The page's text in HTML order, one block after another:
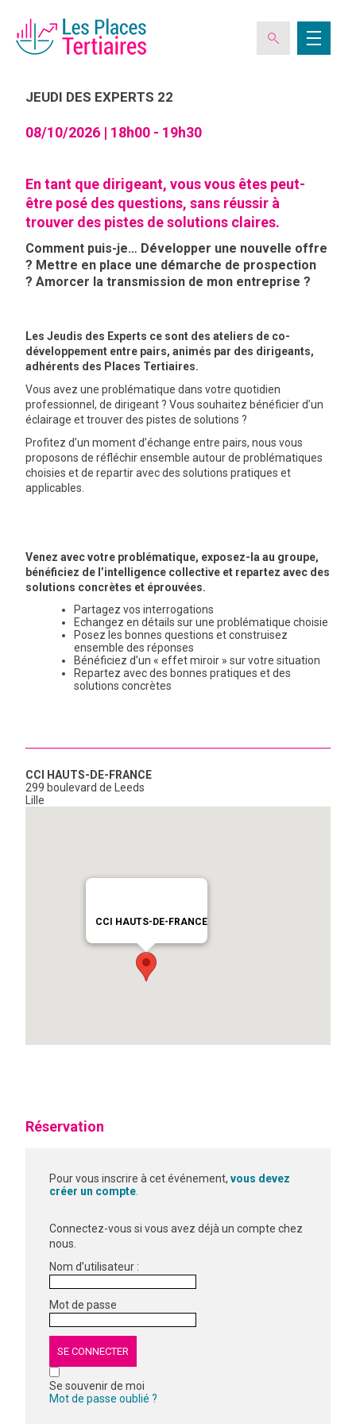
L’ASSOCIATION
VERIQUALIS
EVÉNEMENTS
GRAVITY
PUBLICATIONS
NOUS REJOINDRE
08
OCT
JEUDI DES EXPERTS 22
08/10/2026 | 18h00 - 19h30
En tant que dirigeant, vous vous êtes peut-
être posé des questions, sans réussir à
trouver des pistes de solutions claires.
Comment puis-je… Développer une nouvelle offre
? Mettre en place une démarche de prospection
? Amorcer la transmission de mon entreprise ?
Les Jeudis des Experts ce sont des ateliers de co-
développement entre pairs, animés par des dirigeants,
adhérents des Places Tertiaires.
Vous avez une problématique dans votre quotidien
professionnel, de dirigeant ? Vous souhaitez bénéficier d’un
éclairage et trouver des pistes de solutions ?
Profitez d’un moment d’échange entre pairs, nous vous
proposons de réfléchir ensemble autour de problématiques
choisies et de repartir avec des solutions pratiques et
applicables.
Venez avec votre problématique, exposez-la au groupe,
bénéficiez de l’intelligence collective et repartez avec des
solutions concrètes et éprouvées.
Partagez vos interrogations
Echangez en détails sur une problématique choisie
Posez les bonnes questions et construisez
ensemble des réponses
Bénéficiez d’un « effet miroir » sur votre situation
Repartez avec des bonnes pratiques et des
solutions concrètes
CCI HAUTS-DE-FRANCE
299 boulevard de Leeds
Lille
CCI HAUTS-DE-FRANCE
Réservation
Pour vous inscrire à cet événement, vous devez
créer un compte
Connectez-vous si vous avez déjà un compte chez
nous.
Nom d’utilisateur :
Mot de passe
Se souvenir de moi
Mot de passe oublié ?